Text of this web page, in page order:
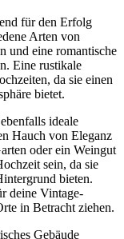
für den Erfolg
Arten von
und eine romantische
Eine rustikale
da sie einen
bietet.
ideale
Hauch von Eleganz
oder ein Weingut
sein, da sie
bieten.
deine Vintage-
in Betracht ziehen.
Gebäude